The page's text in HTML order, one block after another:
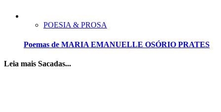
POESIA & PROSA
Poemas de MARIA EMANUELLE OSÓRIO PRATES
Leia mais Sacadas...